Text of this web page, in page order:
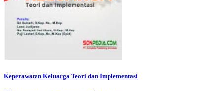
Keperawatan Keluarga Teori dan Implementasi